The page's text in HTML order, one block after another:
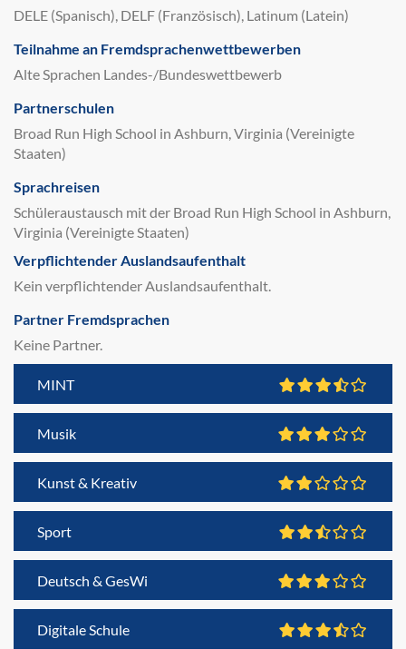
DELE (Spanisch), DELF (Französisch), Latinum (Latein)
Teilnahme an Fremdsprachenwettbewerben
Alte Sprachen Landes-/Bundeswettbewerb
Partnerschulen
Broad Run High School in Ashburn, Virginia (Vereinigte
Staaten)
Sprachreisen
Schüleraustausch mit der Broad Run High School in Ashburn,
Virginia (Vereinigte Staaten)
Verpflichtender Auslandsaufenthalt
Kein verpflichtender Auslandsaufenthalt.
Partner Fremdsprachen
Keine Partner.
MINT
Musik
Kunst & Kreativ
Sport
Deutsch & GesWi
Digitale Schule